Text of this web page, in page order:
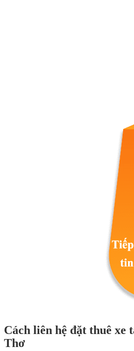
Cách liên hệ đặt thuê xe
Thơ